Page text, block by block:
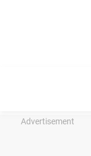
Advertisement